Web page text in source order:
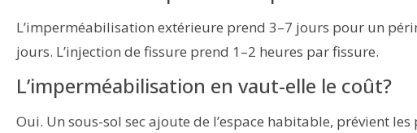
L’imperméabilisation extérieure prend 3–7 jours pour un
jours. L’injection de fissure prend 1–2 heures par fissure.
L’imperméabilisation en vaut-elle le coût?
Oui. Un sous-sol sec ajoute de l’espace habitable, prévient